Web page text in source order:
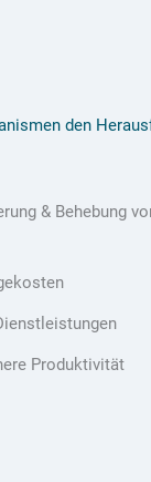
den
& Behebung
Produktivität